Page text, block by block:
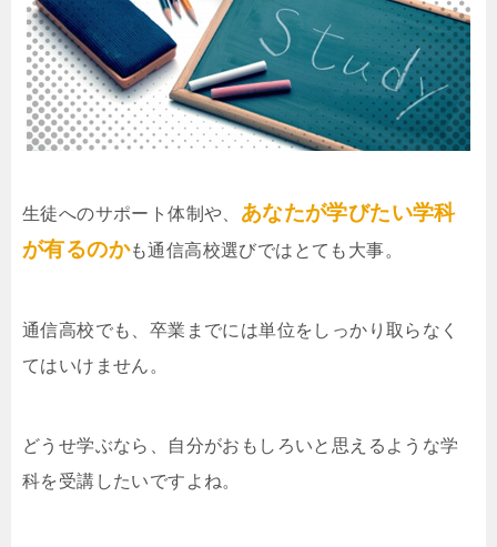
生徒へのサポート体制や、 あなたが学びたい学科
が有るのかも通信高校選びではとても大事。
通信高校でも、卒業までには単位をしっかり取らなく
てはいけません。
どうせ学ぶなら、自分がおもしろいと思えるような学
科を受講したいですよね。